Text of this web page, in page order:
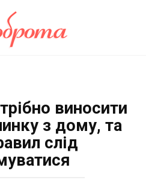
виносити
з дому, та
слід